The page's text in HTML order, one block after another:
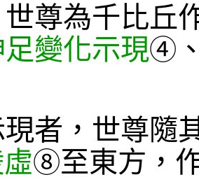
尊為千比丘
變化示現④
者，世尊隨
⑧至東方，